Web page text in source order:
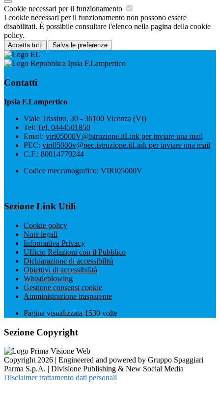
Cookie necessari per il funzionamento
I cookie necessari per il funzionamento non possono essere
disabilitati. È possibile consultare l'elenco nella pagina della cookie
policy.
Accetta tutti Salva le preferenze
Ipsia F.Lampertico
Contatti
Ipsia F.Lampertico
Viale Trissino, 30 - 36100 Vicenza (VI)
Tel: Tel. 0444501850
Email: viri05000V@istruzione.itLink per inviare una mail
PEC: viri05000v@pec.istruzione.itLink per inviare una mail
C.F.: 80014770244
Codice meccanografico: VIRI05000V
Sezione Link Utili
Cookie policy
Note legali
Informativa Privacy
Ufficio Relazioni con il Pubblico
Dichiarazione di accessibilità
Obiettivi di accessibilità
Whistleblowing
Gestione consensi cookie
Amministrazione trasparente
Pagina visualizzata 1530 volte
Sezione Copyright
Copyright 2026 | Engineered and powered by Gruppo Spaggiari
Parma S.p.A. | Divisione Publishing & New Social Media
Disclaimer trattamento dati personali